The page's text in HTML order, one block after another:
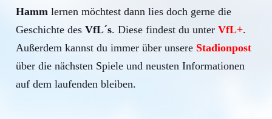
Hamm lernen möchtest dann lies doch gerne die
Geschichte des VfL´s. Diese findest du unter VfL+.
Außerdem kannst du immer über unsere Stadionpost
über die nächsten Spiele und neusten Informationen
auf dem laufenden bleiben.